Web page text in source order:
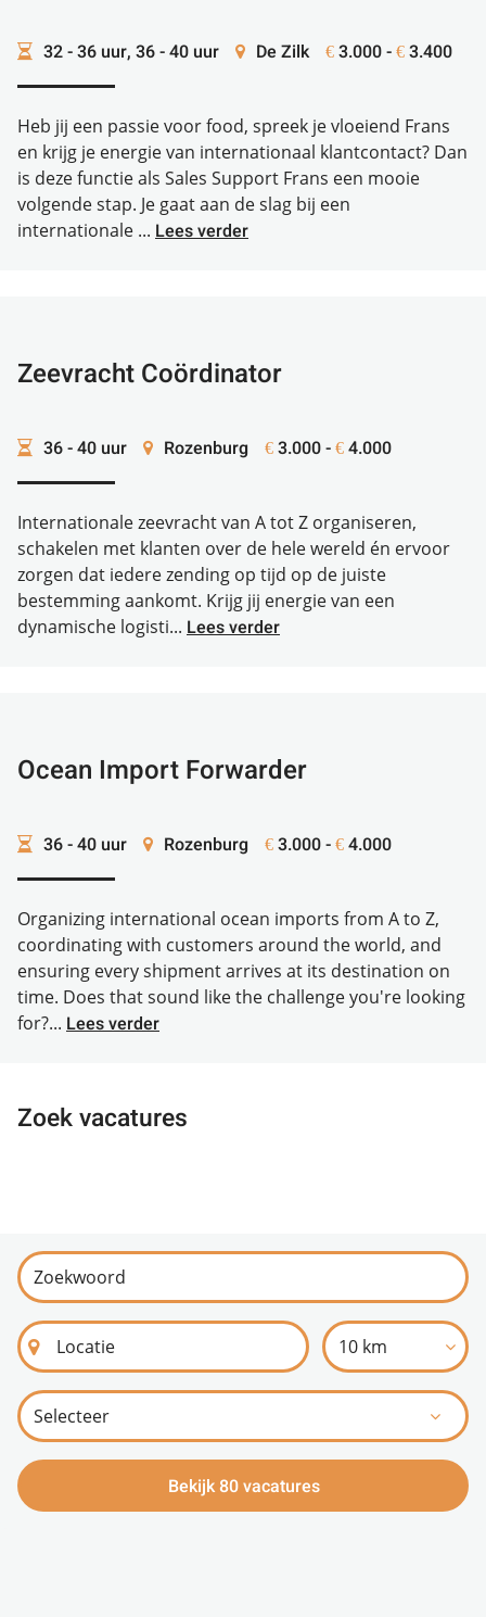
32 - 36 uur, 36 - 40 uur De Zilk € 3.000 - € 3.400
Heb jij een passie voor food, spreek je vloeiend Frans
en krijg je energie van internationaal klantcontact? Dan
is deze functie als Sales Support Frans een mooie
volgende stap. Je gaat aan de slag bij een
internationale ... Lees verder
Zeevracht Coördinator
36 - 40 uur Rozenburg € 3.000 - € 4.000
Internationale zeevracht van A tot Z organiseren,
schakelen met klanten over de hele wereld én ervoor
zorgen dat iedere zending op tijd op de juiste
bestemming aankomt. Krijg jij energie van een
dynamische logisti... Lees verder
Ocean Import Forwarder
36 - 40 uur Rozenburg € 3.000 - € 4.000
Organizing international ocean imports from A to Z,
coordinating with customers around the world, and
ensuring every shipment arrives at its destination on
time. Does that sound like the challenge you're looking
for?... Lees verder
Zoek vacatures
10 km
Bekijk 80 vacatures